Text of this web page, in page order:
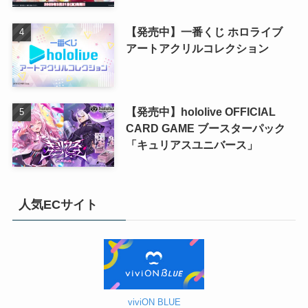
【発売中】一番くじ ホロライブ
アートアクリルコレクション
【発売中】hololive OFFICIAL
CARD GAME ブースターパック
「キュリアスユニバース」
人気ECサイト
viviON BLUE